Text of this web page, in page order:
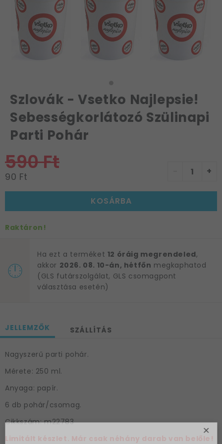
Szlovák - Vsetko Najlepsie!
Sebességkorlátozó Szülinapi
Parti Pohár
590 Ft
90 Ft +
KOSÁRBA
Raktáron!
Ha ezt a terméket 12 óráig megrendeled,
akkor 2026. 08. 10-án, hétfőn megkaphatod
(GLS futárszolgálat, GLS csomagpont
választása esetén)
JELLEMZŐK SZÁLLÍTÁS
Nagyszerű parti pohár.
Mérete: 250 ml.
Anyaga: papír.
6 db pohár/csomag.
Cikkszám: m22783
Limitált készlet. Már csak néhány darab van belőle!
×